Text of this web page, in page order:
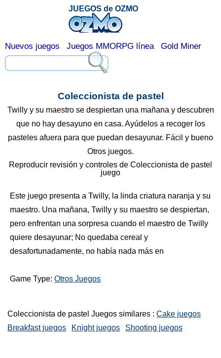
Coleccionista de pastel
Twilly y su maestro se despiertan una mañana y descubren
que no hay desayuno en casa. Ayúdelos a recoger los
pasteles afuera para que puedan desayunar. Fácil y bueno
Otros juegos.
Reproducir revisión y controles de Coleccionista de pastel
juego
Este juego presenta a Twilly, la linda criatura naranja y su
maestro. Una mañana, Twilly y su maestro se despiertan,
pero enfrentan una sorpresa cuando el maestro de Twilly
quiere desayunar; No quedaba cereal y
desafortunadamente, no había nada más en
Game Type: Otros Juegos
Coleccionista de pastel Juegos similares : Cake juegos
Breakfast juegos
Knight juegos Shooting juegos
JUEGOS de OZMO
Nuevos juegos Juegos MMORPG línea Gold Miner